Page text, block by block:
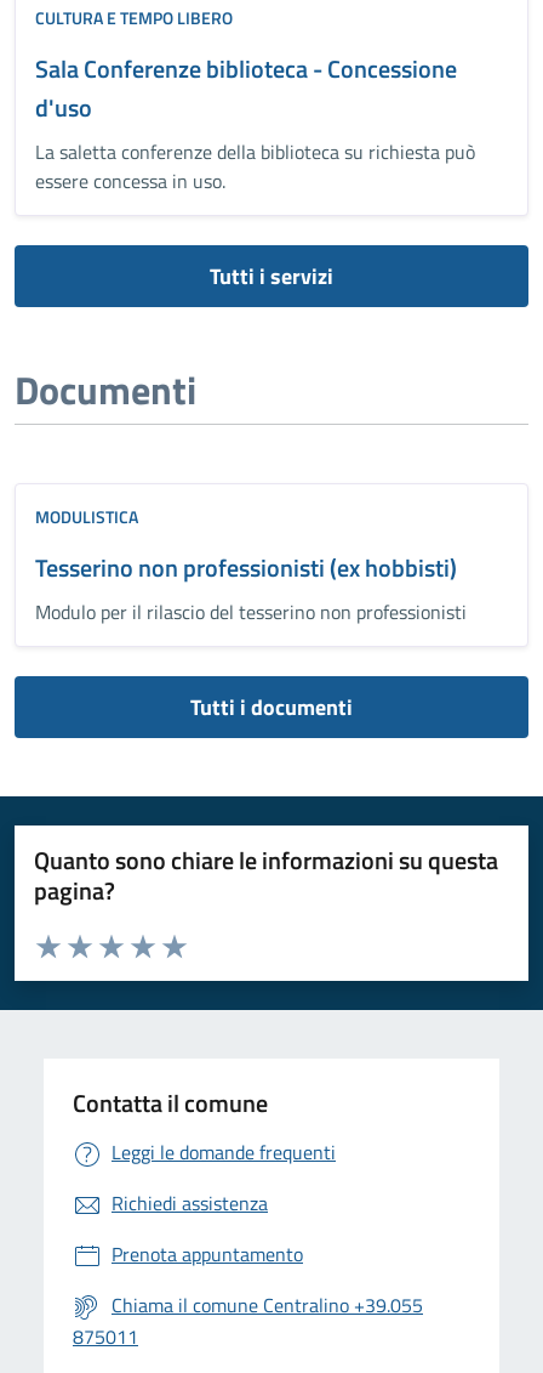
CULTURA E TEMPO LIBERO
Sala Conferenze biblioteca - Concessione
d'uso
La saletta conferenze della biblioteca su richiesta può
essere concessa in uso.
Tutti i servizi
Documenti
MODULISTICA
Tesserino non professionisti (ex hobbisti)
Modulo per il rilascio del tesserino non professionisti
Tutti i documenti
Quanto sono chiare le informazioni su questa
pagina?
Valuta da 1 a 5 stelle la pagina
Valuta 5 stelle su 5
Valuta 4 stelle su 5
Valuta 3 stelle su 5
Valuta 2 stelle su 5
Valuta 1 stelle su 5
Contatta il comune
Leggi le domande frequenti
Richiedi assistenza
Prenota appuntamento
Chiama il comune Centralino +39.055
875011